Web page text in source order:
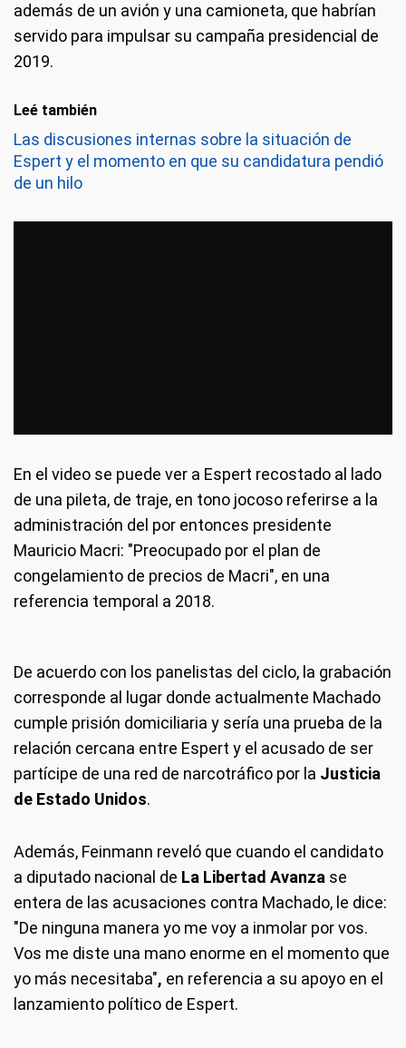
además de un avión y una camioneta, que habrían
servido para impulsar su campaña presidencial de
2019.
Leé también
Las discusiones internas sobre la situación de
Espert y el momento en que su candidatura pendió
de un hilo
En el video se puede ver a Espert recostado al lado
de una pileta, de traje, en tono jocoso referirse a la
administración del por entonces presidente
Mauricio Macri: "Preocupado por el plan de
congelamiento de precios de Macri", en una
referencia temporal a 2018.
De acuerdo con los panelistas del ciclo, la grabación
corresponde al lugar donde actualmente Machado
cumple prisión domiciliaria y sería una prueba de la
relación cercana entre Espert y el acusado de ser
partícipe de una red de narcotráfico por la Justicia
de Estado Unidos.
Además, Feinmann reveló que cuando el candidato
a diputado nacional de La Libertad Avanza se
entera de las acusaciones contra Machado, le dice:
"De ninguna manera yo me voy a inmolar por vos.
Vos me diste una mano enorme en el momento que
yo más necesitaba", en referencia a su apoyo en el
lanzamiento político de Espert.